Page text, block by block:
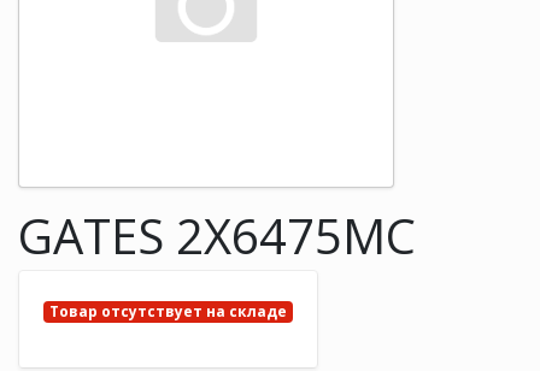
GATES 2X6475MC
Товар отсутствует на складе